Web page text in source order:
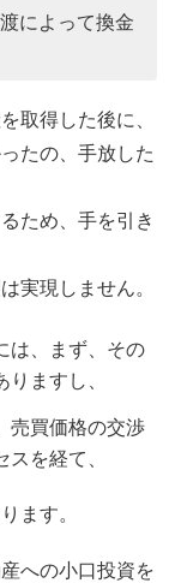
によって換金
取得した後に、
たの、手放した
ため、手を引き
実現しません。
は、まず、その
ますし、
売買価格の交渉
を経て、
ます。
への小口投資を